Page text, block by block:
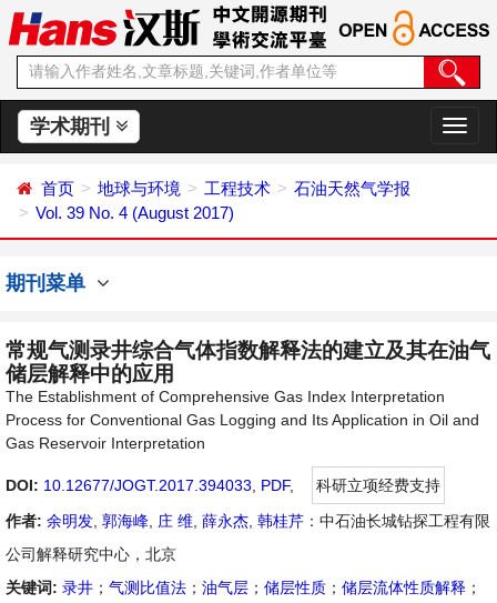
学术期刊
切
换
首页 地球与环境 工程技术
石油天然气学报
Vol. 39 No. 4 (August 2017)
期刊菜单
常规气测录井综合气体指数解释法的建立及其在油气
储层解释中的应用
The Establishment of Comprehensive Gas Index Interpretation
Process for Conventional Gas Logging and Its Application in Oil and
Gas Reservoir Interpretation
DOI: 10.12677/JOGT.2017.394033 PDF,
科研立项经费支持
作者: 余明发 郭海峰 庄 维 薛永杰 韩桂芹 ：中石油长城钻探工程有限
公司解释研究中心，北京
关键词: 录井 ； 气测比值法 ； 油气层 ； 储层性质 ； 储层流体性质解释 ；